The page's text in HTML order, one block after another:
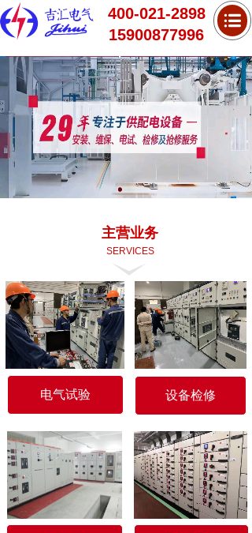
400-021-2898
15900877996
主营业务
SERVICES
电气试验 设备检修